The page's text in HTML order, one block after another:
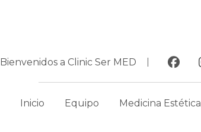
Bienvenidos a Clinic Ser MED
Inicio Equipo Medicina Estética